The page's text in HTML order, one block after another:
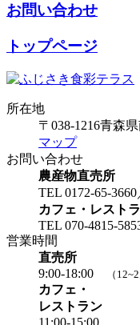
お問い合わせ
トップページ
所在地
〒038-1216青森
マップ
お問い合わせ
農産物直売所
TEL 0172-65-
カフェ・レスト
TEL 070-4815-
営業時間
直売所
9:00-18:00
（
カフェ・
レストラン